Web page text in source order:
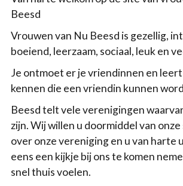
Beesd
Vrouwen van Nu Beesd is gezellig,
boeiend, leerzaam, sociaal, leuk en
Je ontmoet er je vriendinnen en
kennen die een vriendin kunnen
Beesd telt vele verenigingen
zijn. Wij willen u doormiddel van
over onze vereniging en u van harte
eens een kijkje bij ons te komen
snel thuis voelen.